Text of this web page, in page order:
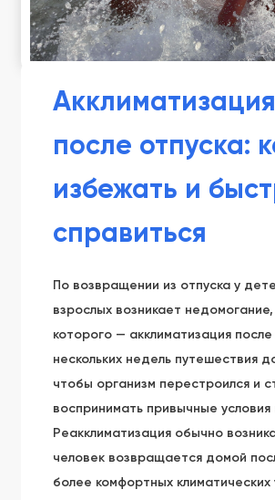
Акклиматизация
после отпуска:
избежать и
справиться
По возвращении из отпуска у
взрослых возникает
которого — акклиматизация
нескольких недель путешествия
чтобы организм перестроился и
воспринимать привычные условия
Реакклиматизация обычно
человек возвращается домой
более комфортных климатических